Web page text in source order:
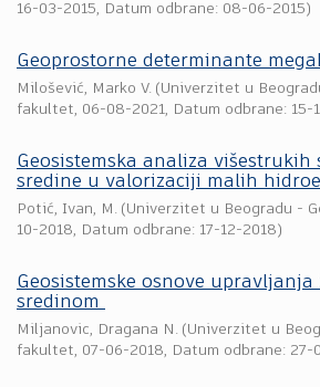
16-03-2015, Datum odbrane: 08-06-2015)
Geoprostorne determinante
Milošević, Marko V. (Univerzitet u
fakultet, 06-08-2021, Datum odbrane: 15-
Geosistemska analiza višestrukih
sredine u valorizaciji malih
Potić, Ivan, M. (Univerzitet u Beogradu -
10-2018, Datum odbrane: 17-12-2018)
Geosistemske osnove upravljanja
sredinom
Miljanovic, Dragana N. (Univerzitet u
fakultet, 07-06-2018, Datum odbrane: 27-